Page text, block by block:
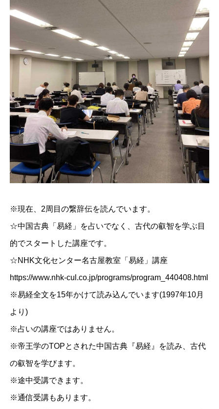
※現在、2周目の繋辞伝を読んでいます。
☆中国古典「易経」を占いでなく、古代の叡智を学ぶ目
的でスタートした講座です。
☆NHK文化センター名古屋教室「易経」講座
https://www.nhk-cul.co.jp/programs/program_440408.html
※易経全文を15年かけて読み込んでいます(1997年10月
より)
※占いの講座ではありません。
※帝王学のTOPとされた中国古典『易経』を読み、古代
の叡智を学びます。
※途中受講できます。
※通信受講もあります。